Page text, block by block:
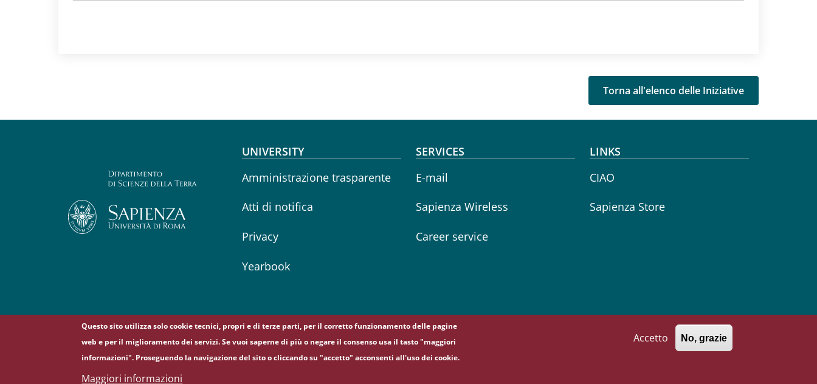
Torna all'elenco delle Iniziative
Footer menu
UNIVERSITY
Amministrazione trasparente
Atti di notifica
Privacy
Yearbook
SERVICES
E-mail
Sapienza Wireless
Career service
LINKS
CIAO
Sapienza Store
FacebookInstagram
Questo sito utilizza solo cookie tecnici, propri e di terze parti, per il corretto funzionamento delle pagine
web e per il miglioramento dei servizi. Se vuoi saperne di più o negare il consenso usa il tasto "maggiori
informazioni". Proseguendo la navigazione del sito o cliccando su "accetto" acconsenti all'uso dei cookie.
Maggiori informazioni
Accetto No, grazie